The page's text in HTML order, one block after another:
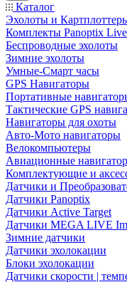
Каталог
Эхолоты и
Комплекты Panoptix
Беспроводные эхолоты
Зимние эхолоты
Умные-Смарт часы
GPS Навигаторы
Портативные
Тактические GPS
Навигаторы для охоты
Авто-Мото навигаторы
Велокомпьютеры
Авиационные
Комплектующие и
Датчики и
Датчики Panoptix
Датчики Active Target
Датчики MEGA LIVE
Зимние датчики
Датчики эхолокации
Блоки эхолокации
Датчики скорости |